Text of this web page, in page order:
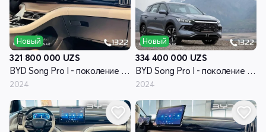
Новый
321 800 000 UZS
BYD Song Pro I - поколение рестайлинг
2024
Новый
334 400 000 UZS
BYD Song Pro I - поколение рестайлинг
2024